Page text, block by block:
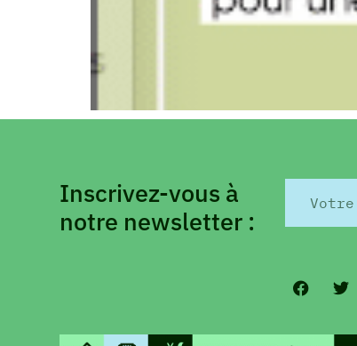
Inscrivez-vous à
notre newsletter :